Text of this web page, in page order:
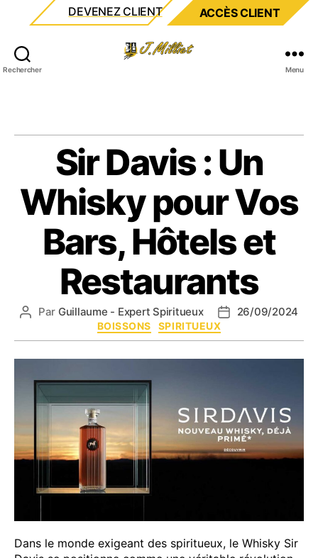
DEVENEZ CLIENT ACCÈS CLIENT
Rechercher Menu
Sir Davis : Un
Whisky pour Vos
Bars, Hôtels et
Restaurants
Auteur
l’article
Par Guillaume - Expert Spiritueux
Date
l’article
26/09/2024
Catégories
BOISSONS SPIRITUEUX
Dans le monde exigeant des spiritueux, le Whisky Sir